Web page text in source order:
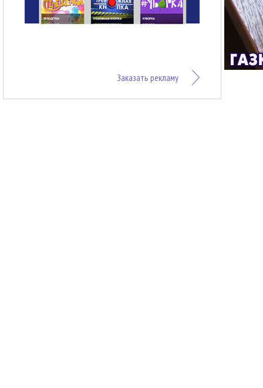
Заказать рекламу